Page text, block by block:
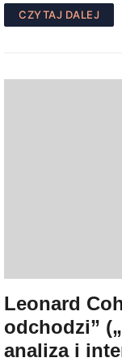
CZYTAJ DALEJ
Leonard
odchodzi”
analiza i